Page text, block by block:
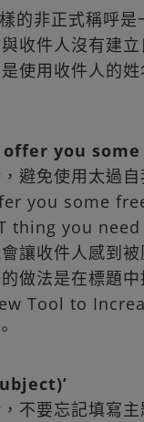
的非正式稱呼是
收件人沒有建
使用收件人的
offer you
避免使用太過自
you some
thing you
讓收件人感到
做法是在標題
Tool to
不要忘記填寫